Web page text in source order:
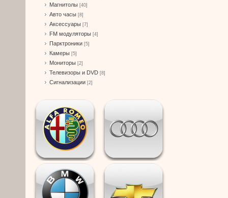
Магнитолы [40]
Авто часы [8]
Аксессуары [7]
FM модуляторы [4]
Парктроники [5]
Камеры [5]
Мониторы [2]
Телевизоры и DVD [8]
Сигнализации [2]